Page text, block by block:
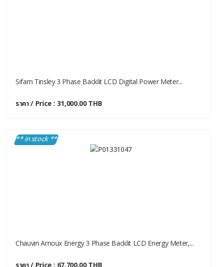
Sifam Tinsley 3 Phase Backlit LCD Digital Power Meter...
ราคา / Price : 31,000.00 THB
** in stock **
Chauvin Arnoux Energy 3 Phase Backlit LCD Energy Meter,...